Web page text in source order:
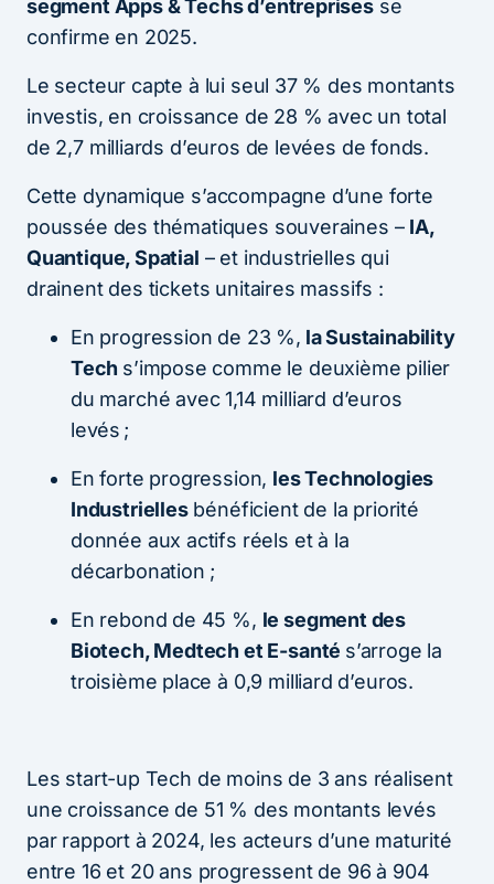
segment Apps & Techs d’entreprisesse
confirme en 2025.
Le secteur capte à lui seul 37 % des montants
investis, en croissance de 28 % avec un total
de 2,7 milliards d’euros de levées de fonds.
Cette dynamique s’accompagne d’une forte
poussée des thématiques souveraines – IA,
Quantique, Spatial – et industrielles qui
drainent des tickets unitaires massifs :
En progression de 23 %, la Sustainability
Tech s’impose comme le deuxième pilier
du marché avec 1,14 milliard d’euros
levés ;
En forte progression, les Technologies
Industriellesbénéficient de la priorité
donnée aux actifs réels et à la
décarbonation ;
En rebond de 45 %, le segment des
Biotech, Medtech et E-santé s’arroge la
troisième place à 0,9 milliard d’euros.
Les start-up Tech de moins de 3 ans réalisent
une croissance de 51 % des montants levés
par rapport à 2024, les acteurs d’une maturité
entre 16 et 20 ans progressent de 96 à 904